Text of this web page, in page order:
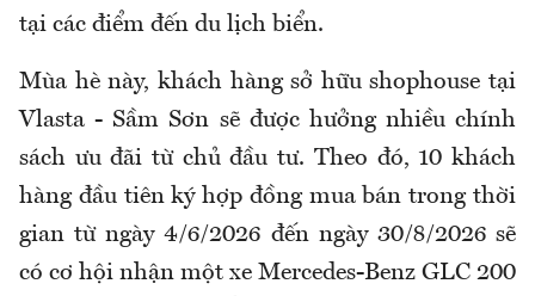
tại các điểm đến du lịch biển.
Mùa hè này, khách hàng sở hữu shophouse tại
Vlasta - Sầm Sơn sẽ được hưởng nhiều chính
sách ưu đãi từ chủ đầu tư. Theo đó, 10 khách
hàng đầu tiên ký hợp đồng mua bán trong thời
gian từ ngày 4/6/2026 đến ngày 30/8/2026 sẽ
có cơ hội nhận một xe Mercedes-Benz GLC 200